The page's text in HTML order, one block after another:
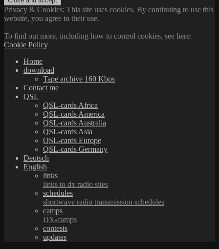
Privacy & Cookies: This site uses cookies. By continuing to use this
website, you agree to their use.
To find out more, including how to control cookies, see here:
Cookie Policy
Home
download
Tape archive 160 Kbps
Contact me
QSL
QSL-cards Africa
QSL-cards America
QSL-cards Australia
QSL-cards Asia
QSL-cards Europe
QSL-cards Germany
Deutsch
English
links
links to dx radio sites
schedules
shortwave radio transmission schedules
camps
DX-camps
contests
updates